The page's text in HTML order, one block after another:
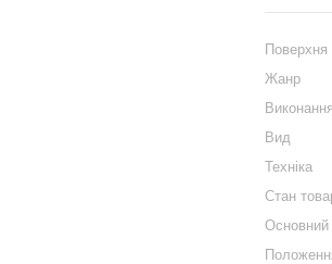
Поверхня
Жанр
Виконання
Вид
Техніка
Стан
Основний